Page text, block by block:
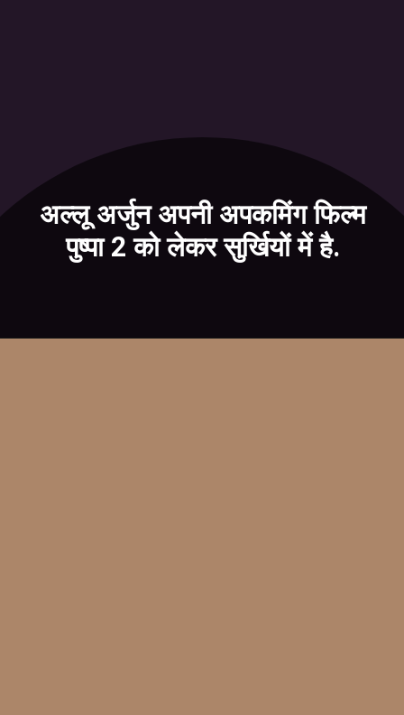
अल्लू अर्जुन अपनी अपकमिंग फिल्म